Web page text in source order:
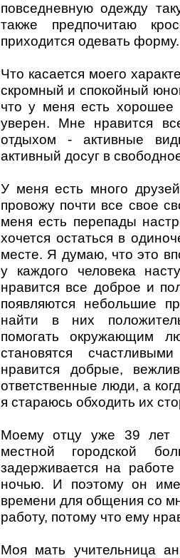
повседневную одежду
также предпочитаю
приходится одевать форму.
Что касается моего
скромный и спокойный
что у меня есть
уверен. Мне нравится
отдыхом - активные
активный досуг в
У меня есть много
провожу почти все свое
меня есть перепады
хочется остаться в
месте. Я думаю, что это
у каждого человека
нравится все доброе и
появляются небольшие
найти в них
помогать окружающим
становятся
нравится добрые,
ответственные люди, а
я стараюсь обходить их
Моему отцу уже 39 лет
местной городской
задерживается на
ночью. И поэтому он
времени для общения со
работу, потому что ему
Моя мать учительница